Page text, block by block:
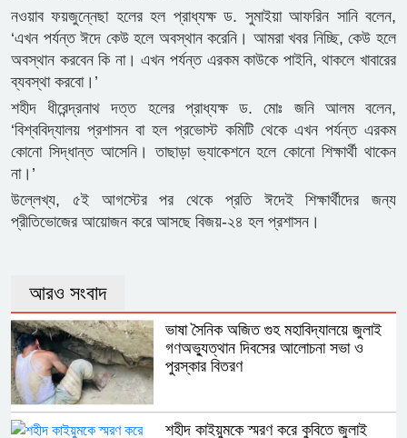
নওয়াব ফয়জুন্নেছা হলের হল প্রাধ্যক্ষ ড. সুমাইয়া আফরিন সানি বলেন,
‘এখন পর্যন্ত ঈদে কেউ হলে অবস্থান করেনি। আমরা খবর নিচ্ছি, কেউ হলে
অবস্থান করবেন কি না। এখন পর্যন্ত এরকম কাউকে পাইনি, থাকলে খাবারের
ব্যবস্থা করবো।’
শহীদ ধীরেন্দ্রনাথ দত্ত হলের প্রাধ্যক্ষ ড. মোঃ জনি আলম বলেন,
‘বিশ্ববিদ্যালয় প্রশাসন বা হল প্রভোস্ট কমিটি থেকে এখন পর্যন্ত এরকম
কোনো সিদ্ধান্ত আসেনি। তাছাড়া ভ্যাকেশনে হলে কোনো শিক্ষার্থী থাকেন
না।’
উল্লেখ্য, ৫ই আগস্টের পর থেকে প্রতি ঈদেই শিক্ষার্থীদের জন্য
প্রীতিভোজের আয়োজন করে আসছে বিজয়-২৪ হল প্রশাসন।
আরও সংবাদ
ভাষা সৈনিক অজিত গুহ মহাবিদ্যালয়ে জুলাই
গণঅভ্যুত্থান দিবসের আলোচনা সভা ও
পুরস্কার বিতরণ
শহীদ কাইয়ুমকে স্মরণ করে কুবিতে জুলাই